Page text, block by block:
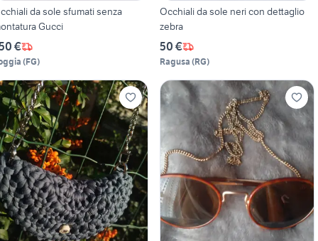
da sole sfumati senza
Gucci
€
(FG)
Occhiali da sole neri con dettaglio
zebra
50 €
Ragusa (RG)